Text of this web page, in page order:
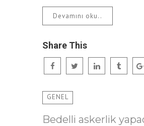
Devamını oku..
Share This
GENEL
Bedelli askerlik